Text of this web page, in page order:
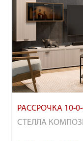
РАССРОЧКА 10-
СТЕЛЛА